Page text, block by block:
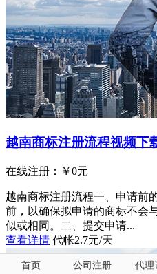
越南商标注册流程视频下
在线注册：￥0元
越南商标注册流程一、申请前
前，以确保拟申请的商标不会
似或相同。二、提交申请...
查看详情 代帐2.7元/天
首页 公司注册 代理